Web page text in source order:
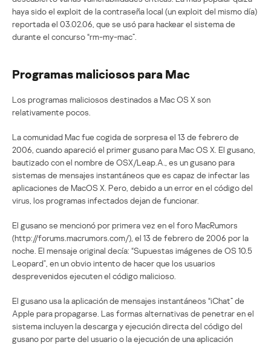
haya sido el exploit de la contraseña local (un exploit del mismo día)
reportada el 03.02.06, que se usó para hackear el sistema de
durante el concurso “rm-my-mac”.
Programas maliciosos para Mac
Los programas maliciosos destinados a Mac OS X son
relativamente pocos.
La comunidad Mac fue cogida de sorpresa el 13 de febrero de
2006, cuando apareció el primer gusano para Mac OS X. El gusano,
bautizado con el nombre de OSX/Leap.A., es un gusano para
sistemas de mensajes instantáneos que es capaz de infectar las
aplicaciones de MacOS X. Pero, debido a un error en el código del
virus, los programas infectados dejan de funcionar.
El gusano se mencionó por primera vez en el foro MacRumors
(http://forums.macrumors.com/), el 13 de febrero de 2006 por la
noche. El mensaje original decía: “Supuestas imágenes de OS 10.5
Leopard”, en un obvio intento de hacer que los usuarios
desprevenidos ejecuten el código malicioso.
El gusano usa la aplicación de mensajes instantáneos “iChat” de
Apple para propagarse. Las formas alternativas de penetrar en el
sistema incluyen la descarga y ejecución directa del código del
gusano por parte del usuario o la ejecución de una aplicación